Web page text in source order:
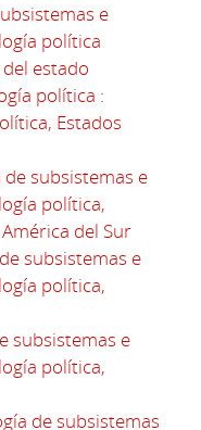
e
política
estado
política :
Estados
subsistemas e
política,
del Sur
subsistemas e
política,
subsistemas e
política,
de subsistemas